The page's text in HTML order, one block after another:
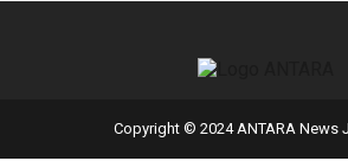
Copyright © 2024 ANTARA News